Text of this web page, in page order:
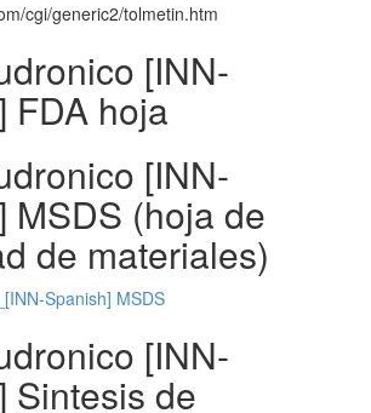
cgi/generic2/tolmetin.htm
[INN-
FDA hoja
[INN-
MSDS (hoja de
de materiales)
Spanish] MSDS
[INN-
Sintesis de